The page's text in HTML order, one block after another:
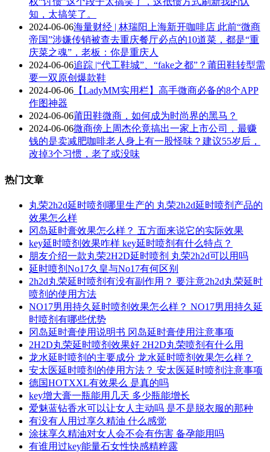
知，太搞笑了。
2024-06-06海量财经 | 林瑞阳上海新开咖啡店 此前“微商
帝国”涉嫌传销被查去重庆餐厅必点的10道菜，都是“重
庆菜之魂”，老板：你是重庆人
2024-06-06追踪 |“代工鞋城”、“fake之都”？莆田鞋转型需
要一双原创爆款鞋
2024-06-06 【LadyMM实用栏】高手微商必备的8个APP
作图神器
2024-06-06莆田鞋微商，如何成为时尚界的黑马？
2024-06-06微商傍上周杰伦竟搞出一家上市公司，最赚
钱的是卖减肥咖啡老人身上有一股怪味？建议55岁后，
改掉3个习惯，老了或没味
热门文章
丸荣2h2d延时喷剂哪里生产的 丸荣2h2d延时喷剂产品的
效果怎么样
冈岛延时膏效果怎么样？ 五方面来说它的实际效果
key延时喷剂效果咋样 key延时喷剂有什么特点？
朋友介绍一款丸荣2H2D延时喷剂 丸荣2h2d可以用吗
延时喷剂No17久皇与No17有何区别
2h2d丸荣延时喷剂有没有副作用？ 要注意2h2d丸荣延时
喷剂的使用方法
NO17男用持久延时喷剂效果怎么样？ NO17男用持久延
时喷剂有哪些优势
冈岛延时膏使用说明书 冈岛延时膏使用注意事项
2H2D丸荣延时喷剂效果好 2H2D丸荣喷剂有什么用
龙水延时喷剂的主要成分 龙水延时喷剂效果怎么样？
安太医延时喷剂的使用方法？ 安太医延时喷剂注意事项
德国HOTXXL有效果么 是真的吗
key增大膏一瓶能用几天 多少瓶能增长
爱魅蓝钻香水可以让女人主动吗 是不是脱衣服的那种
有没有人用过享久精油 什么感觉
涂抹享久精油对女人会不会有伤害 备孕能用吗
有谁用过key能量石女性快感精粹露